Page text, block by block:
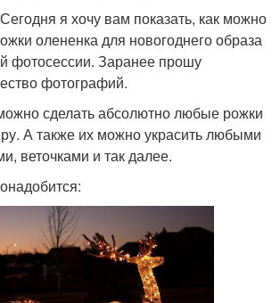
я хочу вам показать, как можно
олененка для новогоднего образа
фотосессии. Заранее прошу
фотографий.
сделать абсолютно любые рожки
А также их можно украсить любыми
веточками и так далее.